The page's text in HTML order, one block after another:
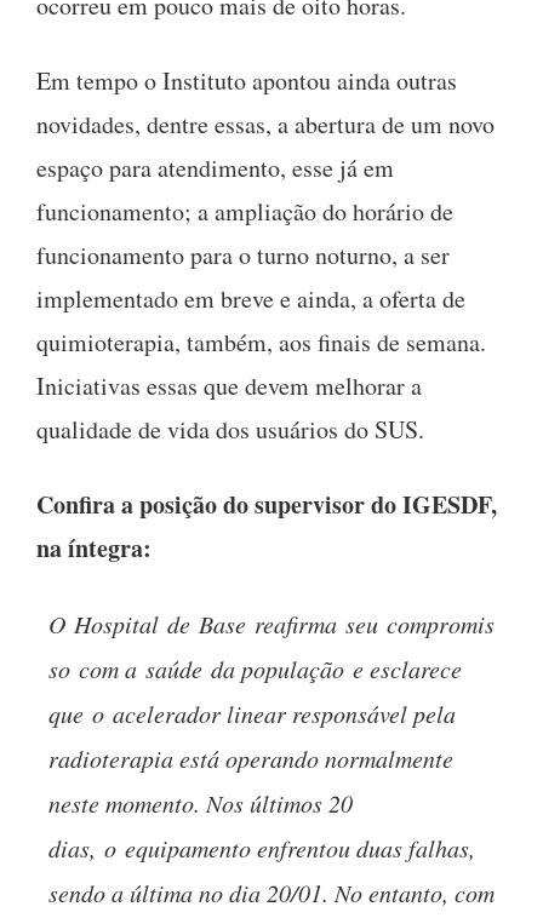
Em tempo o Instituto apontou ainda outras
novidades, dentre essas, a abertura de um novo
espaço para atendimento, esse já em
funcionamento; a ampliação do horário de
funcionamento para o turno noturno, a ser
implementado em breve e ainda, a oferta de
quimioterapia, também, aos finais de semana.
Iniciativas essas que devem melhorar a
qualidade de vida dos usuários do SUS.
Confira a posição do supervisor do IGESDF,
na íntegra:
O Hospital de Base reafirma seu compromis
so com a saúde da população e esclarece
que o acelerador linear responsável pela
radioterapia está operando normalmente
neste momento. Nos últimos 20
dias, o equipamento enfrentou duas falhas,
sendo a última no dia 20/01. No entanto, com